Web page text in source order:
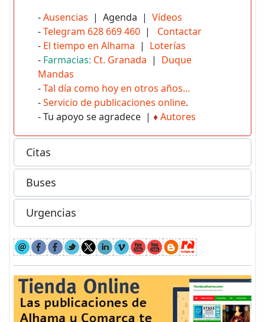
-Ausencias | Agenda | Vídeos
-Telegram 628 669 460 | Contactar
- El tiempo en Alhama | Loterías
- Farmacias: Ct. Granada | Duque
Mandas
-Tal día como hoy en otros años...
-Servicio de publicaciones online.
- Tu apoyo se agradece | ♦Autores
Citas
Buses
Urgencias